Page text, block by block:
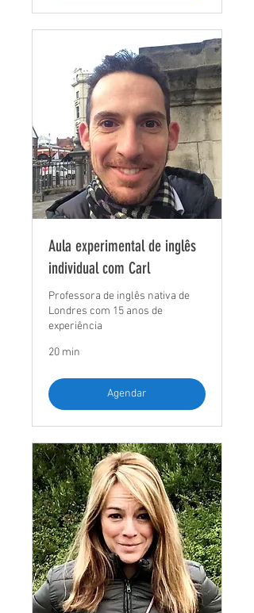
Aula experimental de inglês
individual com Carl
Professora de inglês nativa de
Londres com 15 anos de
experiência
20 min
Agendar